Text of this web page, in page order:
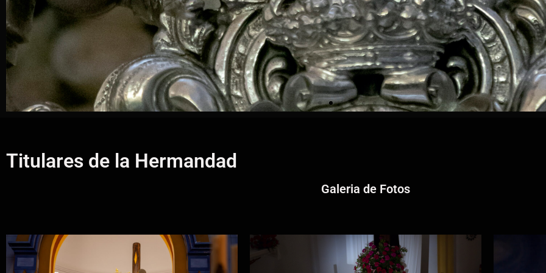
Anuario 2024
Presentación del Anuario de la Hermandad de los Capiruchos
Titulares de la Hermandad
Galeria de Fotos